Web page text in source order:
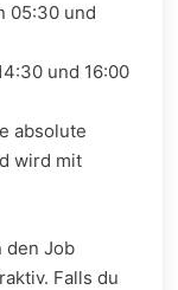
05:30 und
und 16:00
absolute
wird mit
den Job
Falls du